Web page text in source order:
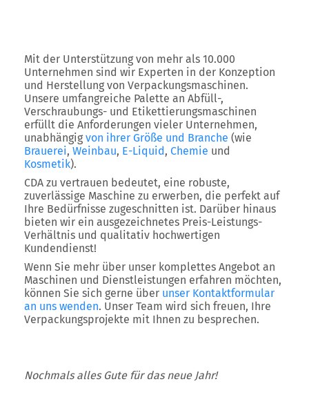
Mit der Unterstützung von mehr als 10.000
Unternehmen sind wir Experten in der Konzeption
und Herstellung von Verpackungsmaschinen.
Unsere umfangreiche Palette an Abfüll-,
Verschraubungs- und Etikettierungsmaschinen
erfüllt die Anforderungen vieler Unternehmen,
unabhängigvon ihrer Größe und Branche (wie
Brauerei, Weinbau, E-Liquid, Chemie und
Kosmetik).
CDA zu vertrauen bedeutet, eine robuste,
zuverlässige Maschine zu erwerben, die perfekt auf
Ihre Bedürfnisse zugeschnitten ist. Darüber hinaus
bieten wir ein ausgezeichnetes Preis-Leistungs-
Verhältnis und qualitativ hochwertigen
Kundendienst!
Wenn Sie mehr über unser komplettes Angebot an
Maschinen und Dienstleistungen erfahren möchten,
können Sie sich gerne über unser Kontaktformular
an uns wenden. Unser Team wird sich freuen, Ihre
Verpackungsprojekte mit Ihnen zu besprechen.
Nochmals alles Gute für das neue Jahr!